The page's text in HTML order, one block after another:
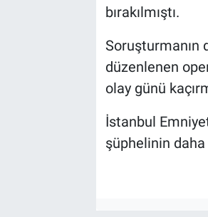
bırakılmıştı.
Soruşturmanın
düzenlenen
olay günü
İstanbul
şüphelinin daha